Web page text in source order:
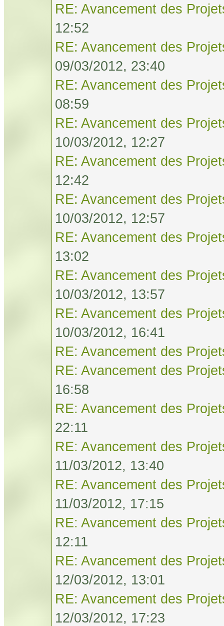
RE: Avancement des
12:52
RE: Avancement des
09/03/2012, 23:40
RE: Avancement des
08:59
RE: Avancement des
10/03/2012, 12:27
RE: Avancement des
12:42
RE: Avancement des
10/03/2012, 12:57
RE: Avancement des
13:02
RE: Avancement des
10/03/2012, 13:57
RE: Avancement des
10/03/2012, 16:41
RE: Avancement des
RE: Avancement des
16:58
RE: Avancement des
22:11
RE: Avancement des
11/03/2012, 13:40
RE: Avancement des
11/03/2012, 17:15
RE: Avancement des
12:11
RE: Avancement des
12/03/2012, 13:01
RE: Avancement des
12/03/2012, 17:23